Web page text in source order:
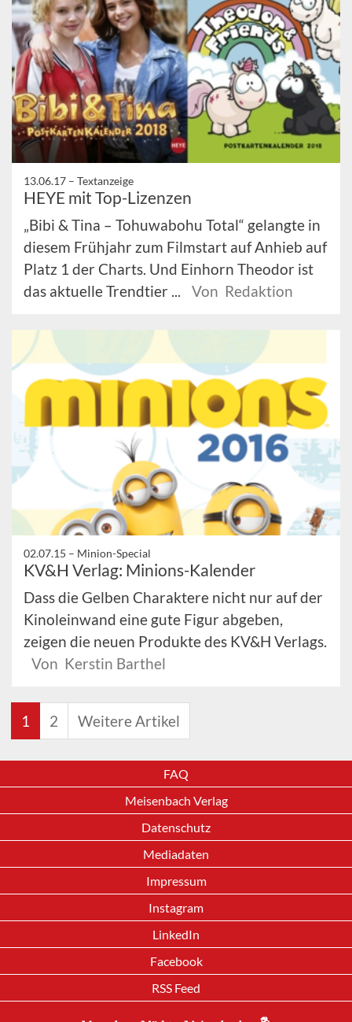
13.06.17 – Textanzeige
HEYE mit Top-Lizenzen
„Bibi & Tina – Tohuwabohu Total“ gelangte in
diesem Frühjahr zum Filmstart auf Anhieb auf
Platz 1 der Charts. Und Einhorn Theodor ist
das aktuelle Trendtier ...
Von Redaktion
02.07.15 – Minion-Special
KV&H Verlag: Minions-Kalender
Dass die Gelben Charaktere nicht nur auf der
Kinoleinwand eine gute Figur abgeben,
zeigen die neuen Produkte des KV&H Verlags.
Von Kerstin Barthel
1 2 Weitere Artikel
FAQ
Meisenbach Verlag
Datenschutz
Mediadaten
Impressum
Instagram
LinkedIn
Facebook
RSS Feed